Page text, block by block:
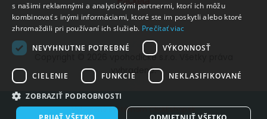
Copyright © 2026 vpohodičke s.r.o. Všetky práva
vyhradené.
Vytvorené systémom ClickEshop.sk
s našimi reklamnými a analytickými partnermi, ktorí ich môžu
kombinovať s inými informáciami, ktoré ste im poskytli alebo ktoré
zhromaždili pri používaní ich služieb. Prečítať viac
NEVYHNUTNE POTREBNÉ
VÝKONNOSŤ
CIELENIE FUNKCIE NEKLASIFIKOVANÉ
ZOBRAZIŤ PODROBNOSTI